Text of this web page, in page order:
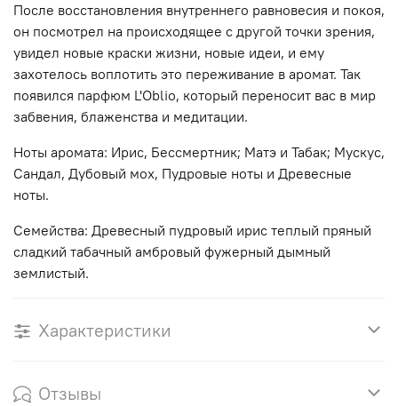
После восстановления внутреннего равновесия и покоя,
он посмотрел на происходящее с другой точки зрения,
увидел новые краски жизни, новые идеи, и ему
захотелось воплотить это переживание в аромат. Так
появился парфюм L'Oblio, который переносит вас в мир
забвения, блаженства и медитации.
Ноты аромата: Ирис, Бессмертник; Матэ и Табак; Мускус,
Сандал, Дубовый мох, Пудровые ноты и Древесные
ноты.
Семейства: Древесный пудровый ирис теплый пряный
сладкий табачный амбровый фужерный дымный
землистый.
Характеристики
Отзывы